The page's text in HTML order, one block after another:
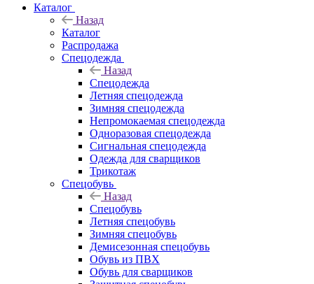
Каталог
Назад
Каталог
Распродажа
Спецодежда
Назад
Спецодежда
Летняя спецодежда
Зимняя спецодежда
Непромокаемая спецодежда
Одноразовая спецодежда
Сигнальная спецодежда
Одежда для сварщиков
Трикотаж
Спецобувь
Назад
Спецобувь
Летняя спецобувь
Зимняя спецобувь
Демисезонная спецобувь
Обувь из ПВХ
Обувь для сварщиков